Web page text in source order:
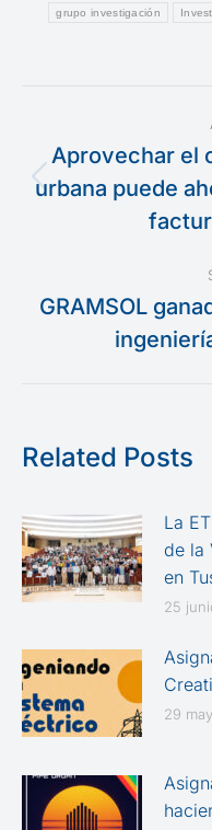
grupo investigación
entre
Aprovechar el
urbana puede
GRAMSOL
Related Posts
La
de la
en
25
29